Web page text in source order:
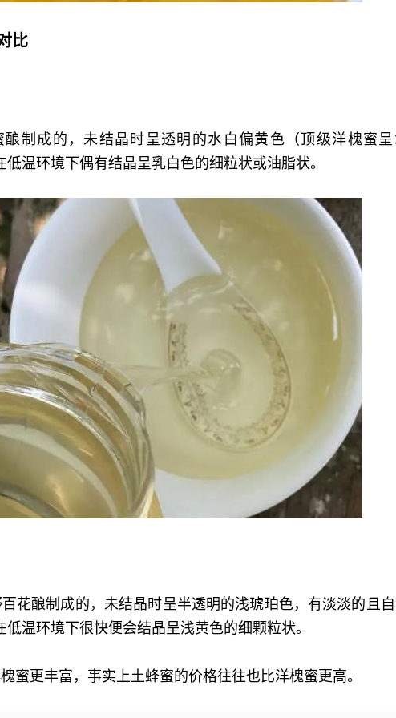
比
制成的，未结晶时呈透明的水白偏黄色（顶级洋槐蜜
温环境下偶有结晶呈乳白色的细粒状或油脂状。
百花酿制成的，未结晶时呈半透明的浅琥珀色，有淡淡的且
温环境下很快便会结晶呈浅黄色的细颗粒状。
蜜更丰富，事实上土蜂蜜的价格往往也比洋槐蜜更高。